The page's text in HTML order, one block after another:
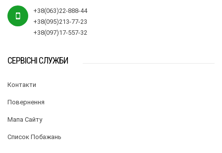
+38(063)22-888-44
+38(095)213-77-23
+38(097)17-557-32
СЕРВІСНІ СЛУЖБИ
Контакти
Повернення
Мапа Сайту
Список Побажань